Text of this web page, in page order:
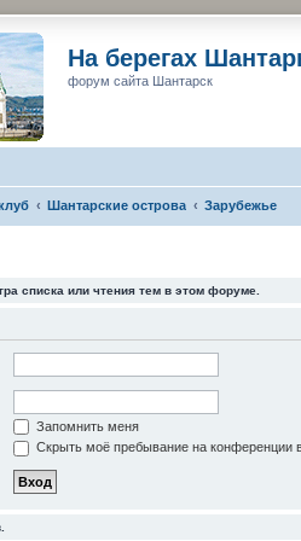
На берегах
форум сайта Шантарск
Шантарские острова Зарубежье
списка или чтения тем в этом форуме.
Запомнить меня
Скрыть моё пребывание на конференции